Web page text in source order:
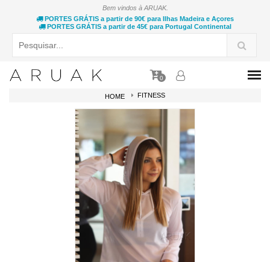
Bem vindos à ARUAK.
PORTES GRÁTIS a partir de 90€ para Ilhas Madeira e Açores
PORTES GRÁTIS a partir de 45€ para Portugal Continental
0
HOME FITNESS